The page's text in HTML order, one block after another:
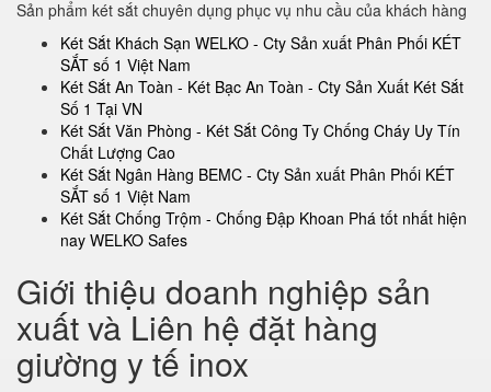
Sản phẩm két sắt chuyên dụng phục vụ nhu cầu của khách hàng
Két Sắt Khách Sạn WELKO - Cty Sản xuất Phân Phối KÉT
SẮT số 1 Việt Nam
Két Sắt An Toàn - Két Bạc An Toàn - Cty Sản Xuất Két Sắt
Số 1 Tại VN
Két Sắt Văn Phòng - Két Sắt Công Ty Chống Cháy Uy Tín
Chất Lượng Cao
Két Sắt Ngân Hàng BEMC - Cty Sản xuất Phân Phối KÉT
SẮT số 1 Việt Nam
Két Sắt Chống Trộm - Chống Đập Khoan Phá tốt nhất hiện
nay WELKO Safes
Giới thiệu doanh nghiệp sản
xuất và Liên hệ đặt hàng
giường y tế inox